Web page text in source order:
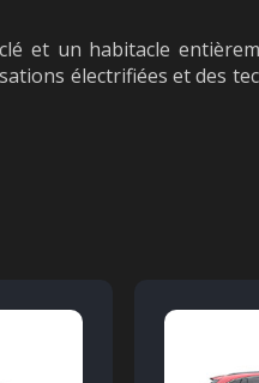
et un habitacle
électrifiées et des